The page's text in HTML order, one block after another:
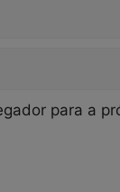
para a